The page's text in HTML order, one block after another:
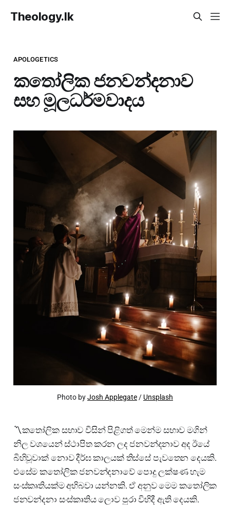
Theology.lk
APOLOGETICS
කතෝලික ජනවන්දනාව
සහ මූලධර්මවාදය
Photo byJosh Applegate / Unsplash
〽️කතෝලික සභාව විසින් පිළිගත් මෙන්ම සභාව මගින්
නිල වශයෙන් ස්ථාපිත කරන ලද ජනවන්දනාව අද ඊයේ
බිහිවූවාක් නොව දීර්ඝ කාලයක් තිස්සේ පැවතෙන දෙයකි.
එසේම කතෝලික ජනවන්දනාවේ පොදු ලක්ෂණ හැම
සංස්කෘතියක්ම අභිබවා යන්නකි. ඒ අනුව මෙම කතෝලික
ජනවන්දනා සංස්කෘතිය ලොව පුරා විහිදී ඇති දෙයකි.